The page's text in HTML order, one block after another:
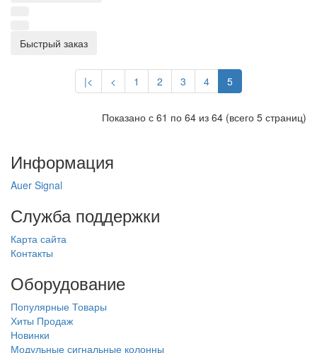
Быстрый заказ
|< < 1 2 3 4 5
Показано с 61 по 64 из 64 (всего 5 страниц)
Информация
Auer Signal
Служба поддержки
Карта сайта
Контакты
Оборудование
Популярные Товары
Хиты Продаж
Новинки
Модульные сигнальные колонны